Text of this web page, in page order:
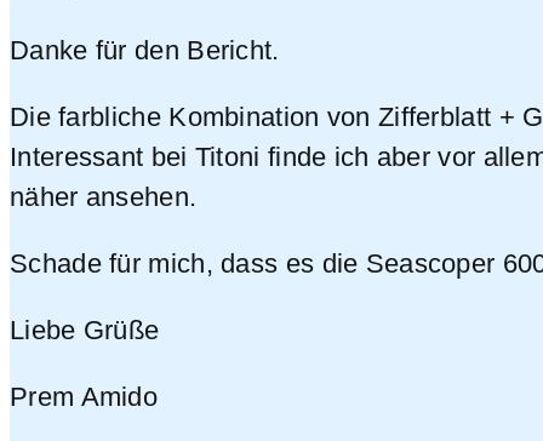
Danke für den Bericht.
Die farbliche Kombination von Zifferblatt +
Interessant bei Titoni finde ich aber vor
näher ansehen.
Schade für mich, dass es die Seascoper
Liebe Grüße
Prem Amido